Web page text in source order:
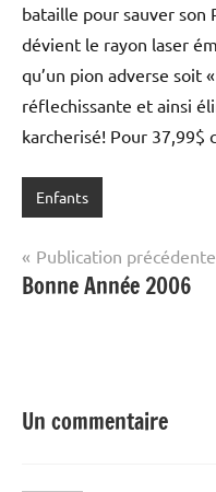
bataille pour sauver son
dévient le rayon laser
qu’un pion adverse soit
réflechissante et ainsi
karcherisé! Pour 37,99$
Enfants
Navigation
de
Publication précédente
Bonne Année 2006
Un commentaire